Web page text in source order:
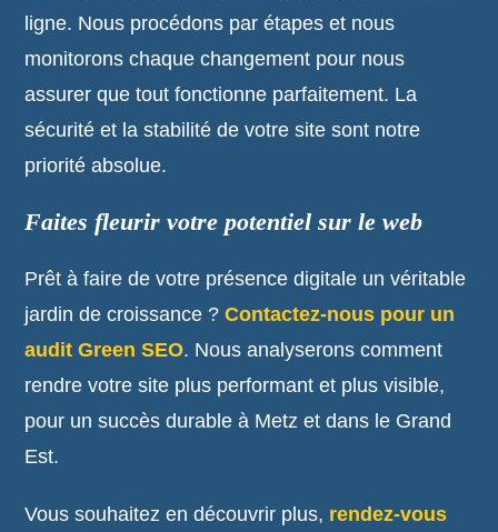
ligne. Nous procédons par étapes et nous
monitorons chaque changement pour nous
assurer que tout fonctionne parfaitement. La
sécurité et la stabilité de votre site sont notre
priorité absolue.
Faites fleurir votre potentiel sur le web
Prêt à faire de votre présence digitale un véritable
jardin de croissance ?Contactez-nous pour un
audit Green SEO. Nous analyserons comment
rendre votre site plus performant et plus visible,
pour un succès durable à Metz et dans le Grand
Est.
Vous souhaitez en découvrir plus, rendez-vous